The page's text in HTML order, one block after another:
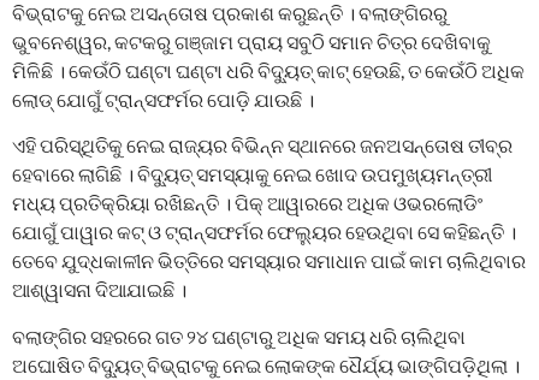
ବିଭ୍ରାଟକୁ ନେଇ ଅସନ୍ତୋଷ ପ୍ରକାଶ କରୁଛନ୍ତି । ବଲାଙ୍ଗିରରୁ
ଭୁବନେଶ୍ୱର, କଟକରୁ ଗଞ୍ଜାମ ପ୍ରାୟ ସବୁଠି ସମାନ ଚିତ୍ର ଦେଖିବାକୁ
ମିଳିଛି । କେଉଁଠି ଘଣ୍ଟା ଘଣ୍ଟା ଧରି ବିଦ୍ୟୁତ୍ କାଟ୍ ହେଉଛି, ତ କେଉଁଠି ଅଧିକ
ଲୋଡ୍ ଯୋଗୁଁ ଟ୍ରାନ୍ସଫର୍ମର ପୋଡ଼ି ଯାଉଛି ।
ଏହି ପରିସ୍ଥିତିକୁ ନେଇ ରାଜ୍ୟର ବିଭିନ୍ନ ସ୍ଥାନରେ ଜନଅସନ୍ତୋଷ ତୀବ୍ର
ହେବାରେ ଲାଗିଛି । ବିଦ୍ୟୁତ୍ ସମସ୍ୟାକୁ ନେଇ ଖୋଦ ଉପମୁଖ୍ୟମନ୍ତ୍ରୀ
ମଧ୍ୟ ପ୍ରତିକ୍ରିୟା ରଖିଛନ୍ତି । ପିକ୍ ଆୱାରରେ ଅଧିକ ଓଭରଲୋଡିଂ
ଯୋଗୁଁ ପାୱାର କଟ୍ ଓ ଟ୍ରାନ୍ସଫର୍ମର ଫେଲ୍ୟୁର ହେଉଥିବା ସେ କହିଛନ୍ତି ।
ତେବେ ଯୁଦ୍ଧକାଳୀନ ଭିତ୍ତିରେ ସମସ୍ୟାର ସମାଧାନ ପାଇଁ କାମ ଚାଲିଥିବାର
ଆଶ୍ୱାସନା ଦିଆଯାଇଛି ।
ବଲାଙ୍ଗିର ସହରରେ ଗତ ୨୪ ଘଣ୍ଟାରୁ ଅଧିକ ସମୟ ଧରି ଚାଲିଥିବା
ଅଘୋଷିତ ବିଦ୍ୟୁତ୍ ବିଭ୍ରାଟକୁ ନେଇ ଲୋକଙ୍କ ଧୈର୍ଯ୍ୟ ଭାଙ୍ଗିପଡ଼ିଥିଲା ।